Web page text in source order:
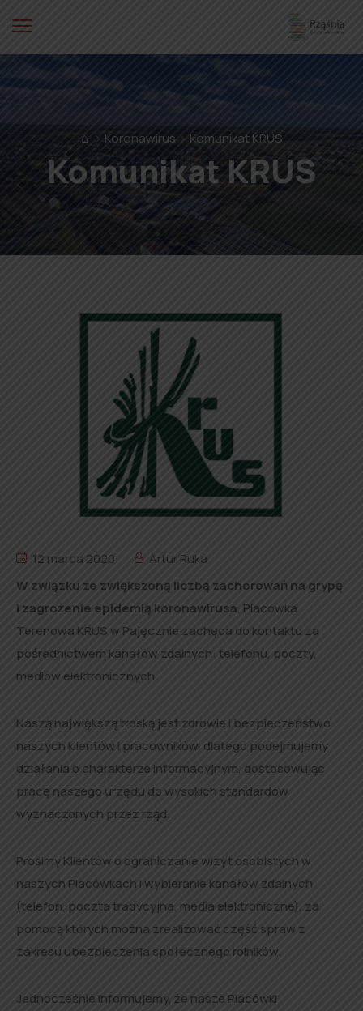
⌂ Koronawirus Komunikat KRUS
Komunikat KRUS
12 marca 2020
Artur Ruka
W związku ze zwiększoną liczbą zachorowań na grypę
i zagrożenie epidemią koronawirusa, Placówka
Terenowa KRUS w Pajęcznie zachęca do kontaktu za
pośrednictwem kanałów zdalnych: telefonu, poczty,
mediów elektronicznych.
Naszą największą troską jest zdrowie i bezpieczeństwo
naszych klientów i pracowników, dlatego podejmujemy
działania o charakterze informacyjnym, dostosowując
pracę naszego urzędu do wysokich standardów
wyznaczonych przez rząd.
Prosimy Klientów o ograniczanie wizyt osobistych w
naszych Placówkach i wybieranie kanałów zdalnych
(telefon, poczta tradycyjna, media elektroniczne), za
pomocą których można zrealizować część spraw z
zakresu ubezpieczenia społecznego rolników.
Jednocześnie informujemy, że nasze Placówki